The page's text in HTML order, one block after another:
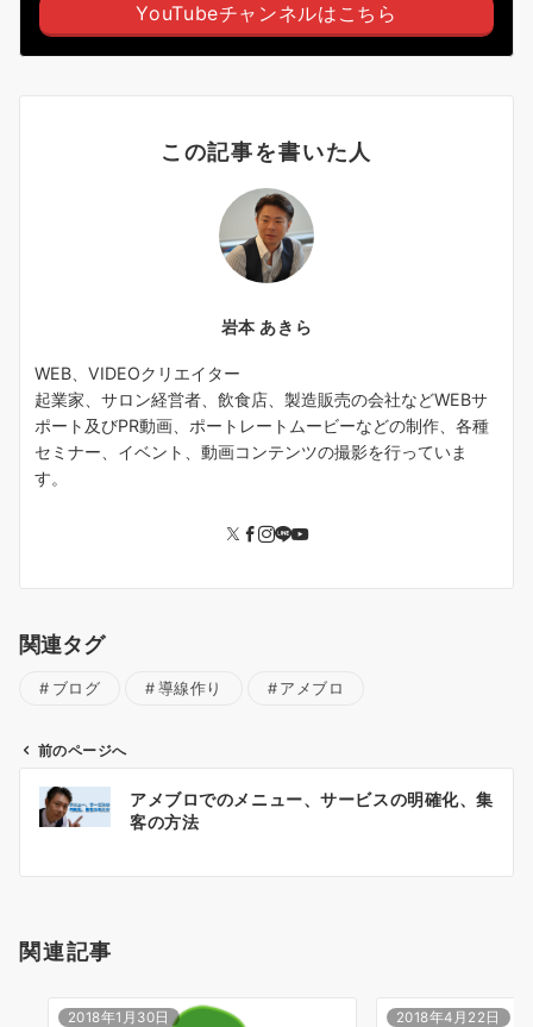
YouTubeチャンネルはこちら
この記事を書いた人
岩本 あきら
WEB、VIDEOクリエイター
起業家、サロン経営者、飲食店、製造販売の会社などWEBサ
ポート及びPR動画、ポートレートムービーなどの制作、各種
セミナー、イベント、動画コンテンツの撮影を行っていま
す。
関連タグ
ブログ 導線作り アメブロ
シ
前のページへ
アメブロでのメニュー、サービスの明確化、集
客の方法
関連記事
2018年1月30日 2018年4月22日